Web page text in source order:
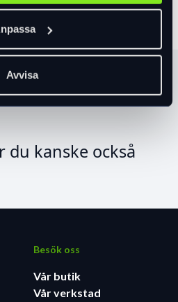
Avvisa
kanske också
Besök oss
Vår butik
Vår verkstad